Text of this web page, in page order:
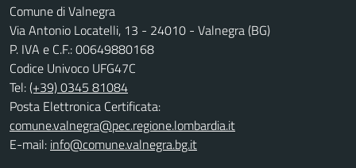
Comune di Valnegra
Via Antonio Locatelli, 13 - 24010 - Valnegra (BG)
P. IVA e C.F.: 00649880168
Codice Univoco UFG47C
Tel:(+39) 0345 81084
Posta Elettronica Certificata:
comune.valnegra@pec.regione.lombardia.it
E-mail: info@comune.valnegra.bg.it